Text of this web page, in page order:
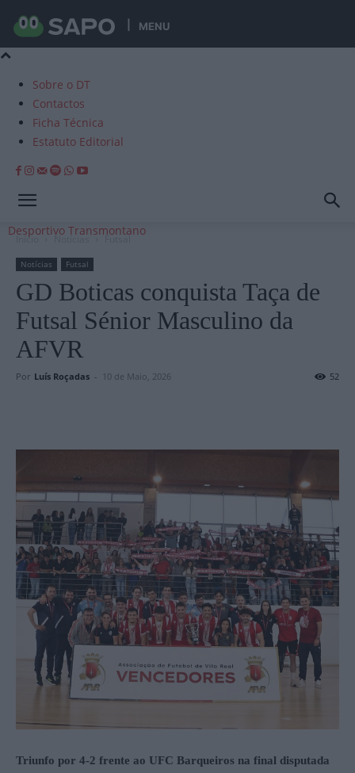
MENU
Sobre o DT
Contactos
Ficha Técnica
Estatuto Editorial
Desportivo Transmontano
Início Notícias Futsal
Notícias Futsal
GD Boticas conquista Taça de
Futsal Sénior Masculino da
AFVR
Por Luís Roçadas - 10 de Maio, 2026 52
Triunfo por 4-2 frente ao UFC Barqueiros na final disputada